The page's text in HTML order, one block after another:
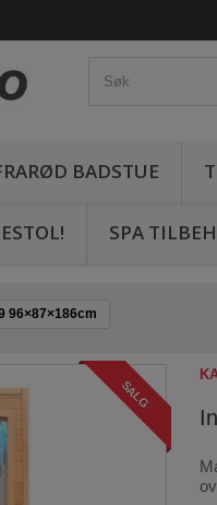
BADSTUE
SPA
96×87×186cm
SALG